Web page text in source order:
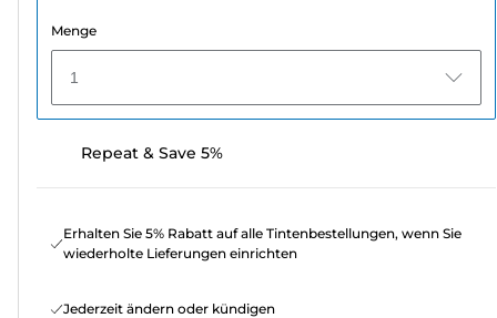
Menge
1
Repeat & Save 5%
Erhalten Sie 5% Rabatt auf alle Tintenbestellungen, wenn Sie
wiederholte Lieferungen einrichten
Jederzeit ändern oder kündigen